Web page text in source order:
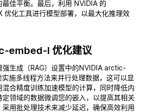
佳平衡。最后，利用 NVIDIA 的
优化工具进行模型部署，以最大化推理效
embed-l 优化建议
强生成（RAG）设置中的NVIDIA arctic-
施多线程方法来并行处理数据，这可以显
合精度训练加速模型的计算，同时降低内
领域的数据微调您的嵌入，以提高其相关
用批处理技术来减少延迟，确保高效利用